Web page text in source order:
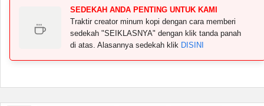
SEDEKAH ANDA PENTING UNTUK KAMI
Traktir creator minum kopi dengan cara memberi
sedekah "SEIKLASNYA" dengan klik tanda panah
di atas. Alasannya sedekah klik DISINI